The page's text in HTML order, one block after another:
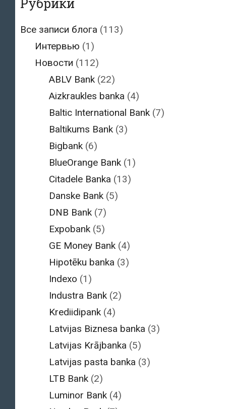
Все записи блога (113)
Интервью (1)
Новости (112)
ABLV Bank (22)
Aizkraukles banka (4)
Baltic International Bank (7)
Baltikums Bank (3)
Bigbank (6)
BlueOrange Bank (1)
Citadele Banka (13)
Danske Bank (5)
DNB Bank (7)
Expobank (5)
GE Money Bank (4)
Hipotēku banka (3)
Indexo (1)
Industra Bank (2)
Krediidipank (4)
Latvijas Biznesa banka (3)
Latvijas Krājbanka (5)
Latvijas pasta banka (3)
LTB Bank (2)
Luminor Bank (4)